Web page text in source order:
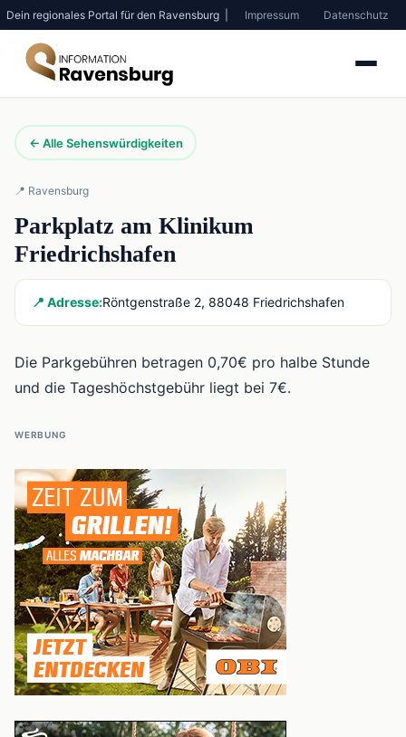
Dein regionales Portal für den Ravensburg | Impressum Datenschutz
← Alle Sehenswürdigkeiten
📍 Ravensburg
Parkplatz am Klinikum
Friedrichshafen
📍 Adresse:Röntgenstraße 2, 88048 Friedrichshafen
Die Parkgebühren betragen 0,70€ pro halbe Stunde
und die Tageshöchstgebühr liegt bei 7€.
WERBUNG